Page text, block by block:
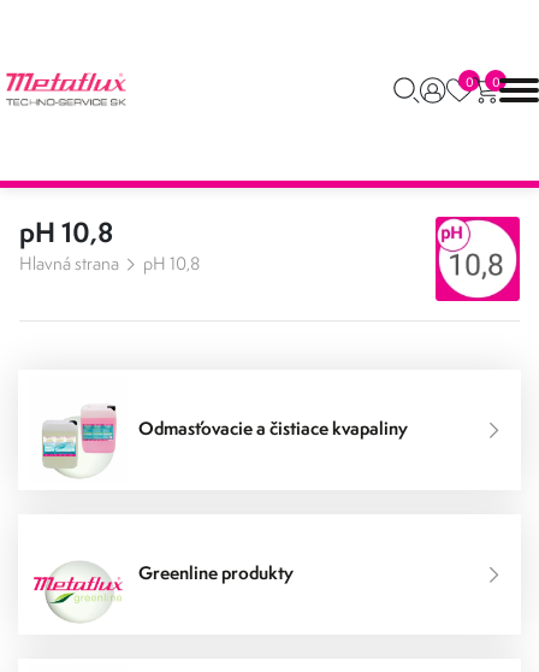
0 0
pH 10,8
Hlavná strana pH 10,8
Odmasťovacie a čistiace kvapaliny
Greenline produkty